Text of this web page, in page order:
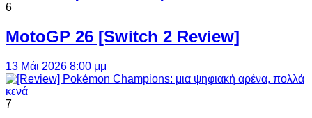
6
MotoGP 26 [Switch 2 Review]
13 Μάι 2026 8:00 μμ
7